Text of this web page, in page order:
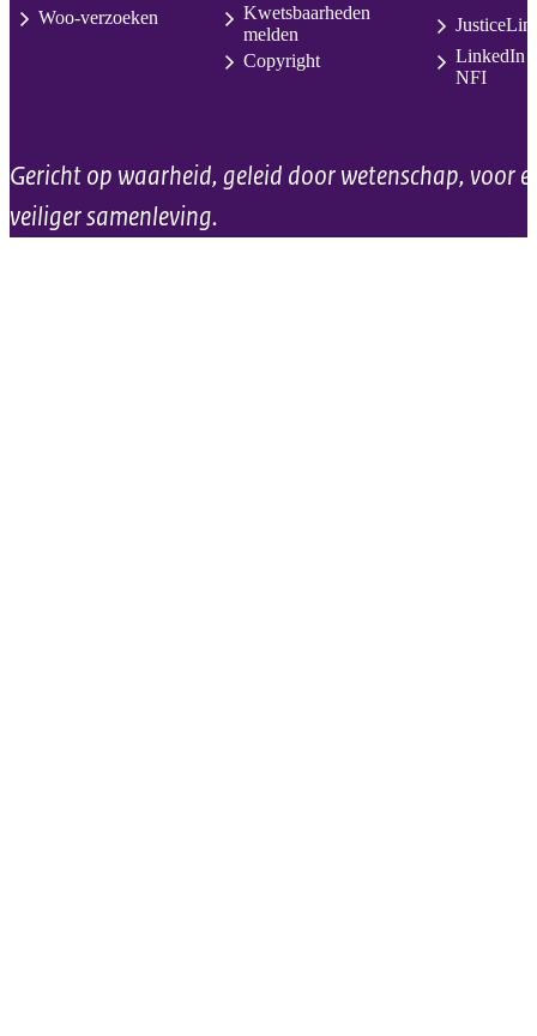
Woo-verzoeken
Kwetsbaarheden
melden
Copyright
LinkedIn
NFI
Gericht op waarheid, geleid door wetenschap, voor
veiliger samenleving.